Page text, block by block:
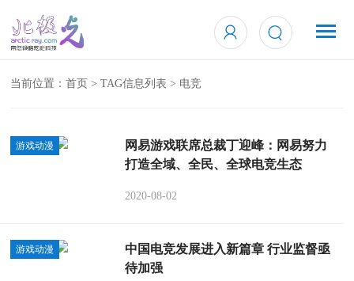
当前位置：首页 > TAG信息列表 > 电竞
游戏动漫
网易游戏联席总裁丁迎峰：网易努力
打造全域、全民、全球电竞生态
2020-08-02
游戏动漫
中国电竞发展进入新篇章 行业监督亟
待加强